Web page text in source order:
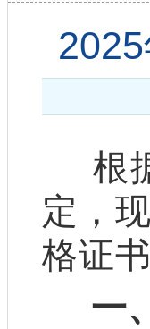
根
定，
格证
一